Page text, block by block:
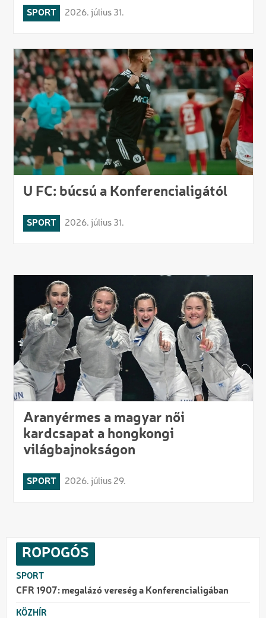
SPORT 2026. július 31.
U FC: búcsú a Konferencialigától
SPORT 2026. július 31.
Aranyérmes a magyar női
kardcsapat a hongkongi
világbajnokságon
SPORT 2026. július 29.
ROPOGÓS
SPORT
CFR 1907: megalázó vereség a Konferencialigában
KÖZHÍR